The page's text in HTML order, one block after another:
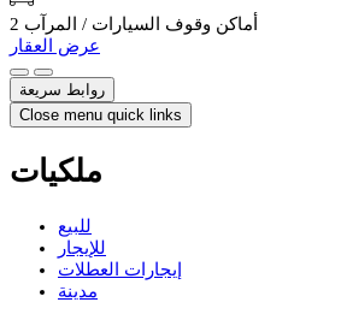
2 أماكن وقوف السيارات / المرآب
عرض العقار
روابط سريعة
Close menu quick links
ملكيات
للبيع
للإيجار
إيجارات العطلات
مدينة